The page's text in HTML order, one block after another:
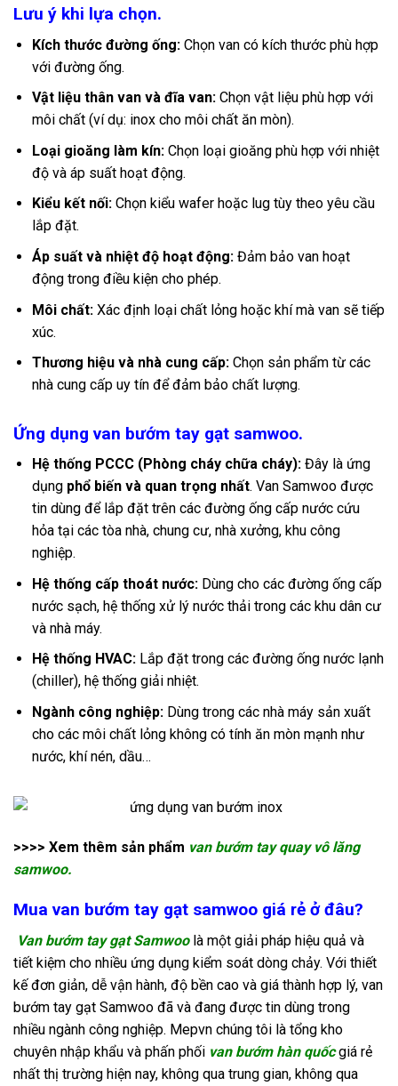
Lưu ý khi lựa chọn.
Kích thước đường ống:Chọn van có kích thước phù hợp
với đường ống.
Vật liệu thân van và đĩa van:Chọn vật liệu phù hợp với
môi chất (ví dụ: inox cho môi chất ăn mòn).
Loại gioăng làm kín:Chọn loại gioăng phù hợp với nhiệt
độ và áp suất hoạt động.
Kiểu kết nối:Chọn kiểu wafer hoặc lug tùy theo yêu cầu
lắp đặt.
Áp suất và nhiệt độ hoạt động:Đảm bảo van hoạt
động trong điều kiện cho phép.
Môi chất:Xác định loại chất lỏng hoặc khí mà van sẽ tiếp
xúc.
Thương hiệu và nhà cung cấp:Chọn sản phẩm từ các
nhà cung cấp uy tín để đảm bảo chất lượng.
Ứng dụng van bướm tay gạt samwoo.
Hệ thống PCCC (Phòng cháy chữa cháy):Đây là ứng
dụng phổ biến và quan trọng nhất. Van Samwoo được
tin dùng để lắp đặt trên các đường ống cấp nước cứu
hỏa tại các tòa nhà, chung cư, nhà xưởng, khu công
nghiệp.
Hệ thống cấp thoát nước:Dùng cho các đường ống cấp
nước sạch, hệ thống xử lý nước thải trong các khu dân cư
và nhà máy.
Hệ thống HVAC:Lắp đặt trong các đường ống nước lạnh
(chiller), hệ thống giải nhiệt.
Ngành công nghiệp:Dùng trong các nhà máy sản xuất
cho các môi chất lỏng không có tính ăn mòn mạnh như
nước, khí nén, dầu…
>>>> Xem thêm sản phẩm van bướm tay quay vô lăng
samwoo.
Mua van bướm tay gạt samwoo giá rẻ ở đâu?
Van bướm tay gạtSamwoolà một giải pháp hiệu quả và
tiết kiệm cho nhiều ứng dụng kiểm soát dòng chảy. Với thiết
kế đơn giản, dễ vận hành, độ bền cao và giá thành hợp lý, van
bướm tay gạt Samwoo đã và đang được tin dùng trong
nhiều ngành công nghiệp. Mepvn chúng tôi là tổng kho
chuyên nhập khẩu và phấn phối van bướm hàn quốcgiá rẻ
nhất thị trường hiện nay, không qua trung gian, không qua